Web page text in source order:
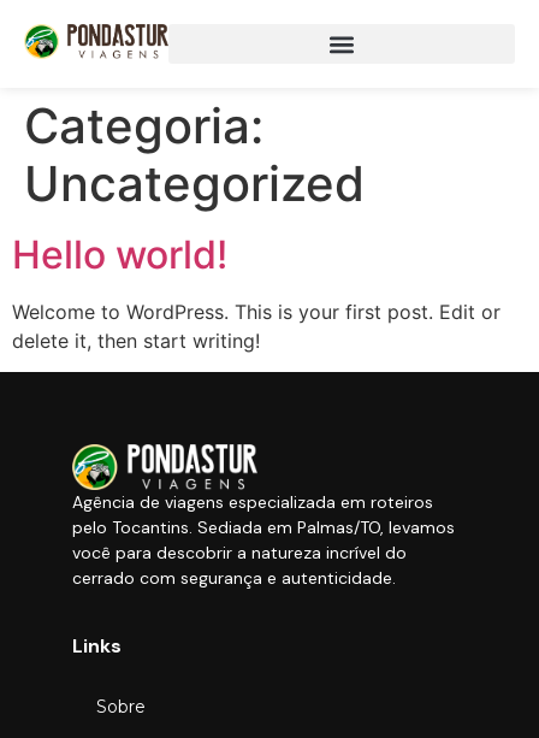
Categoria:
Uncategorized
Hello world!
Welcome to WordPress. This is your first post. Edit or
delete it, then start writing!
Agência de viagens especializada em roteiros
pelo Tocantins. Sediada em Palmas/TO, levamos
você para descobrir a natureza incrível do
cerrado com segurança e autenticidade.
Links
Sobre